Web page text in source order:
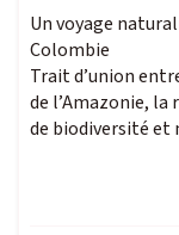
Un voyage
Colombie
Trait d’union
de l’Amazonie,
de biodiversité et